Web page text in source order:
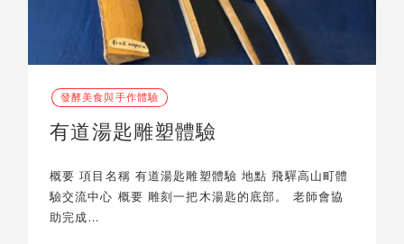
發酵美食與手作體驗
有道湯匙雕塑體驗
概要 項目名稱 有道湯匙雕塑體驗 地點 飛驒高山町體
驗交流中心 概要 雕刻一把木湯匙的底部。 老師會協
助完成…